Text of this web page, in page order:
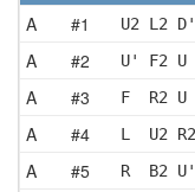
A
#1 U2 L2
A #2 U' F2
A #3 F  R2
A #4 L  U2
A #5 R  B2